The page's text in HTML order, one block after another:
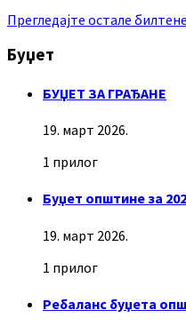
Прегледајте остале билтене
Буџет
БУЏЕТ ЗА ГРАЂАНЕ
19. март 2026.
1 прилог
Буџет општине за
19. март 2026.
1 прилог
Ребаланс буџета